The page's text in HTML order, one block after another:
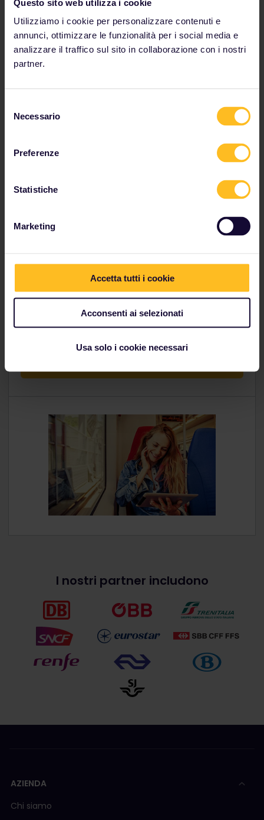
Questo sito web utilizza i cookie
Utilizziamo i cookie per personalizzare contenuti e
annunci, ottimizzare le funzionalità per i social media e
analizzare il traffico sul sito in collaborazione con i nostri
partner.
delNecessario
Preferenze
Statistiche
Marketing
Accetta tutti i cookie
Acconsenti ai selezionati
Usa solo i cookie necessari
Mangiare e fare shopping
di souvenir con prezzi contenuti. Per vivere
un'esperienza più autentica e pagare meno, opta per
Consigli dalla nostra community
esperienza? Visita la community e ricevi consigli e
suggerimenti utili per spendere meno dai viaggiatori
I nostri partner includono
AZIENDA
Chi siamo